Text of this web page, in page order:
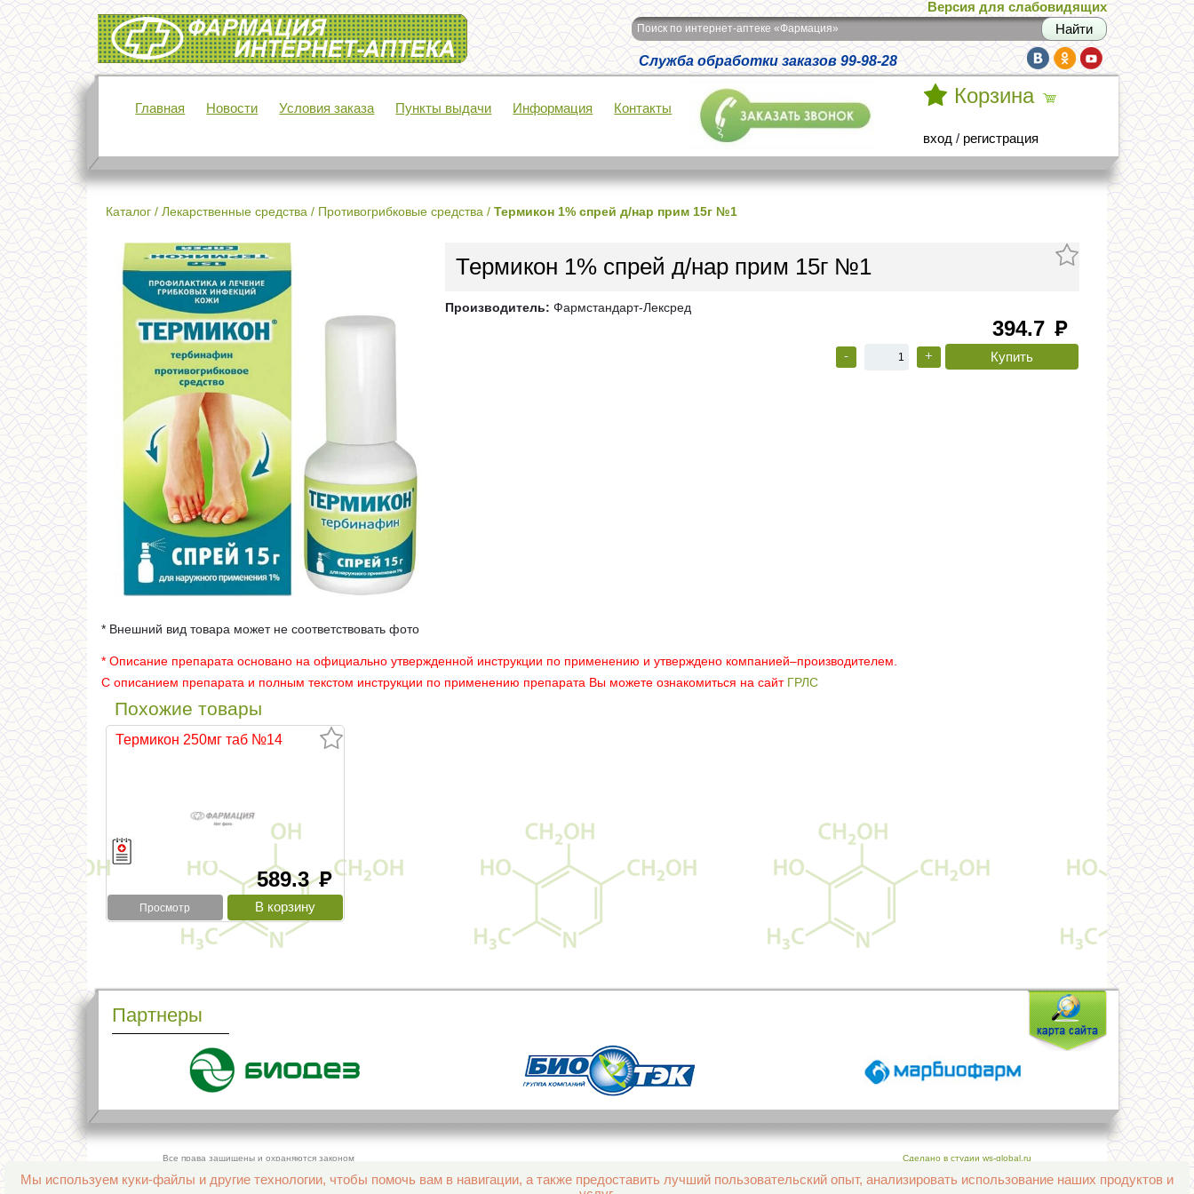
Интернет-аптека Фармация
Версия для слабовидящих
Поиск по интернет-аптеке «Фармация»
Служба обработки заказов 99-98-28
Главная Новости Условия заказа Пункты выдачи Информация Контакты
Корзина
вход / регистрация
Каталог / Лекарственные средства / Противогрибковые средства / Термикон 1% спрей д/нар прим 15г №1
Термикон 1% спрей д/нар прим 15г №1
Производитель: Фармстандарт-Лексред
394.7 руб
- +
* Внешний вид товара может не соответствовать фото
* Описание препарата основано на официально утвержденной инструкции по применению и утверждено компанией–производителем.
С описанием препарата и полным текстом инструкции по применению препарата Вы можете ознакомиться на сайт ГРЛС
Похожие товары
Термикон 250мг таб №14
589.3руб
Просмотр
Партнеры
Мы используем куки-файлы и другие технологии, чтобы помочь вам в навигации, а также предоставить лучший пользовательский опыт, анализировать использование наших продуктов и
Все права защищены и охраняются законом
© 2013–2026 Интернет-аптека Фармация
Сделано в студии ws-global.ru